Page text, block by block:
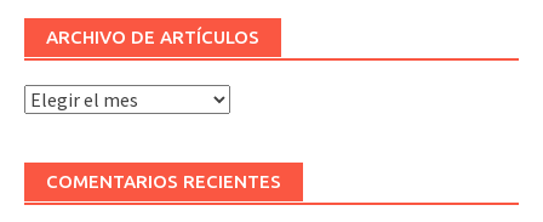
ARCHIVO DE ARTÍCULOS
Archivo
COMENTARIOS RECIENTES